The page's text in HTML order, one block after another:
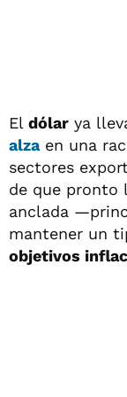
El dólar ya
alzaen una
sectores
de que pronto
anclada
mantener un
objetivos